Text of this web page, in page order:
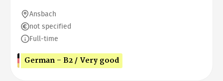
Ansbach
not specified
Full-time
German - B2 / Very good